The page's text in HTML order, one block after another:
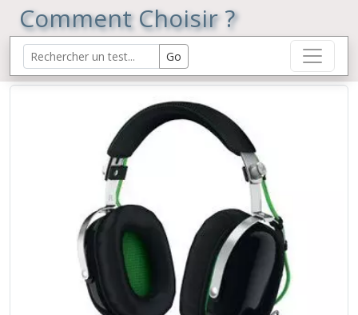
Comment Choisir ?